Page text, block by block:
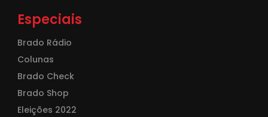
Especiais
Brado Rádio
Colunas
Brado Check
Brado Shop
Eleições 2022